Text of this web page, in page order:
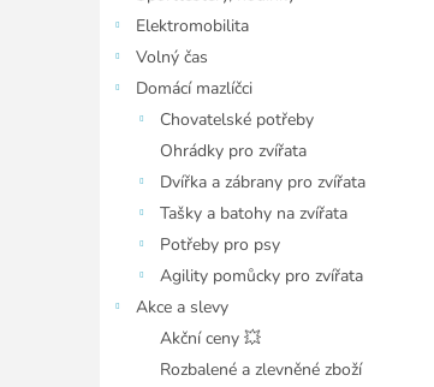
Elektromobilita
Volný čas
Domácí mazlíčci
Chovatelské potřeby
Ohrádky pro zvířata
Dvířka a zábrany pro zvířata
Tašky a batohy na zvířata
Potřeby pro psy
Agility pomůcky pro zvířata
Akce a slevy
Akční ceny 💥
Rozbalené a zlevněné zboží